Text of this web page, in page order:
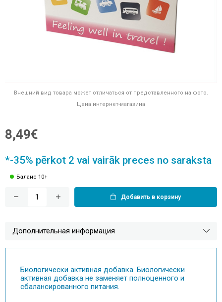
Внешний вид товара может отличаться от представленного на фото.
Цена интернет-магазина
8,49€
*-35% pērkot 2 vai vairāk preces no saraksta
Баланс 10+
Добавить в корзину
Дополнительная информация
Биологически активная добавка. Биологически
активная добавка не заменяет полноценного и
сбалансированного питания.